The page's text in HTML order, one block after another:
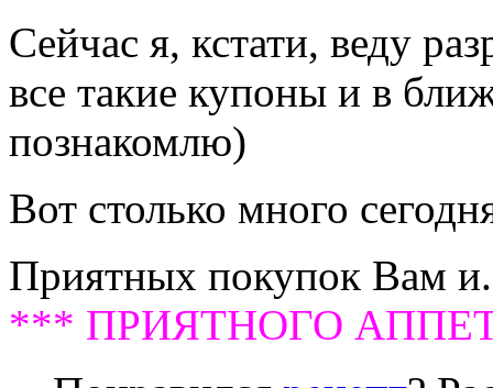
Сейчас я, кстати, веду
все такие купоны и в
познакомлю)
Вот столько много
Приятных покупок Вам
*** ПРИЯТНОГО